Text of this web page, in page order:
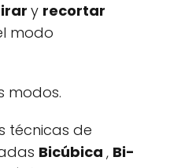
y recortar
modo
modos.
técnicas de
Bicúbica , Bi-